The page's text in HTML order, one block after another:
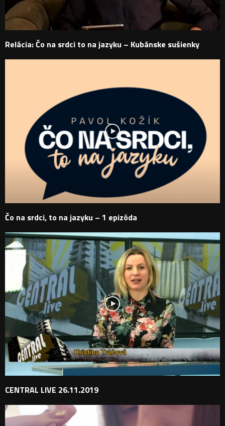
Relácia: Čo na srdci to na jazyku – Kubánske sušienky
Čo na srdci, to na jazyku – 1 epizóda
CENTRAL LIVE 26.11.2019